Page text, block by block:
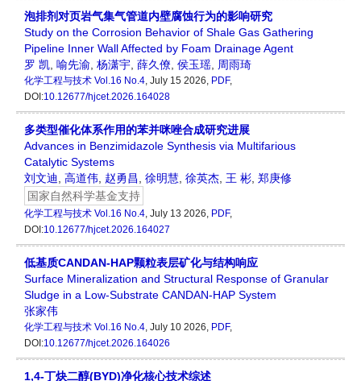
泡排剂对页岩气集气管道内壁腐蚀行为的影响研究
Study on the Corrosion Behavior of Shale Gas Gathering
Pipeline Inner Wall Affected by Foam Drainage Agent
罗 凯, 喻先渝, 杨潇宇, 薛久僚, 侯玉瑶, 周雨琦
化学工程与技术 Vol.16 No.4, July 15 2026, PDF,
DOI:10.12677/hjcet.2026.164028
多类型催化体系作用的苯并咪唑合成研究进展
Advances in Benzimidazole Synthesis via Multifarious
Catalytic Systems
刘文迪, 高道伟, 赵勇昌, 徐明慧, 徐英杰, 王 彬, 郑庚修
国家自然科学基金支持
化学工程与技术 Vol.16 No.4, July 13 2026, PDF,
DOI:10.12677/hjcet.2026.164027
低基质CANDAN-HAP颗粒表层矿化与结构响应
Surface Mineralization and Structural Response of Granular
Sludge in a Low-Substrate CANDAN-HAP System
张家伟
化学工程与技术 Vol.16 No.4, July 10 2026, PDF,
DOI:10.12677/hjcet.2026.164026
1,4-丁炔二醇(BYD)净化核心技术综述